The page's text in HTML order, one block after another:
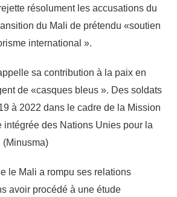
résolument les accusations du
du Mali de prétendu «soutien
international ».
sa contribution à la paix en
de «casques bleus ». Des soldats
à 2022 dans le cadre de la Mission
intégrée des Nations Unies pour la
(Minusma)
le Mali a rompu ses relations
avoir procédé à une étude